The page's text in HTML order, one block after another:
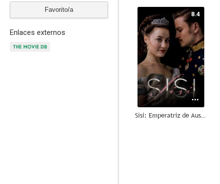
Favorito/a
Enlaces externos
8.4
Sisi: Emperatriz de Austria